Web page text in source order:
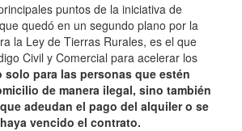
puntos de la iniciativa de
quedó en un segundo plano por la
la Ley de Tierras Rurales, es el que
Civil y Comercial para acelerar los
solo para las personas que estén
de manera ilegal, sino también
adeudan el pago del alquiler o se
vencido el contrato.